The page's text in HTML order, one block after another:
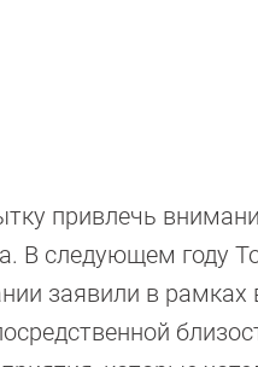
привлечь
В следующем году
заявили в рамках